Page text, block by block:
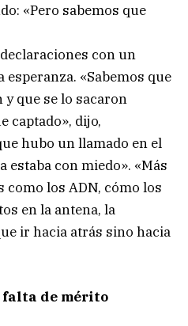
«Pero sabemos que
con un
esperanza. «Sabemos que
y que se lo sacaron
captado», dijo,
hubo un llamado en el
estaba con miedo». «Más
como los ADN, cómo los
en la antena, la
ir hacia atrás sino hacia
falta de mérito